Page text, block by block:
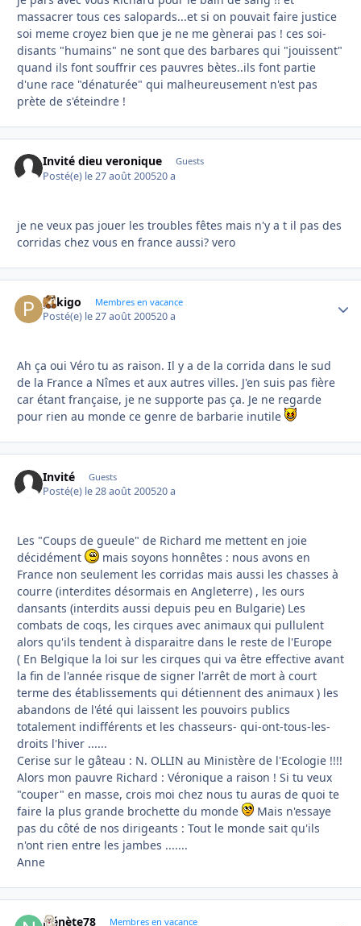
massacrer tous ces salopards...et si on pouvait faire justice
soi meme croyez bien que je ne me gènerai pas ! ces soi-
disants "humains" ne sont que des barbares qui "jouissent"
quand ils font souffrir ces pauvres bètes..ils font partie
d'une race "dénaturée" qui malheureusement n'est pas
prète de s'éteindre !
Invité dieu veronique Guests
Posté(e) le 27 août 200520 a
je ne veux pas jouer les troubles fêtes mais n'y a t il pas des
corridas chez vous en france aussi? vero
pekigo Membres en vacance
Posté(e) le 27 août 200520 a
Ah ça oui Véro tu as raison. Il y a de la corrida dans le sud
de la France a Nîmes et aux autres villes. J'en suis pas fière
car étant française, je ne supporte pas ça. Je ne regarde
pour rien au monde ce genre de barbarie inutile
Invité Guests
Posté(e) le 28 août 200520 a
Les "Coups de gueule" de Richard me mettent en joie
décidément
mais soyons honnêtes : nous avons en
France non seulement les corridas mais aussi les chasses à
courre (interdites désormais en Angleterre) , les ours
dansants (interdits aussi depuis peu en Bulgarie) Les
combats de coqs, les cirques avec animaux qui pullulent
alors qu'ils tendent à disparaitre dans le reste de l'Europe
( En Belgique la loi sur les cirques qui va être effective avant
la fin de l'année risque de signer l'arrêt de mort à court
terme des établissements qui détiennent des animaux ) les
abandons de l'été qui laissent les pouvoirs publics
totalement indifférents et les chasseurs- qui-ont-tous-les-
droits l'hiver ......
Cerise sur le gâteau : N. OLLIN au Ministère de l'Ecologie !!!!
Alors mon pauvre Richard : Véronique a raison ! Si tu veux
"couper" en masse, crois moi chez nous tu auras de quoi te
faire la plus grande brochette du monde
Mais n'essaye
pas du côté de nos dirigeants : Tout le monde sait qu'ils
n'ont rien entre les jambes .......
Anne
Nénète78 Membres en vacance